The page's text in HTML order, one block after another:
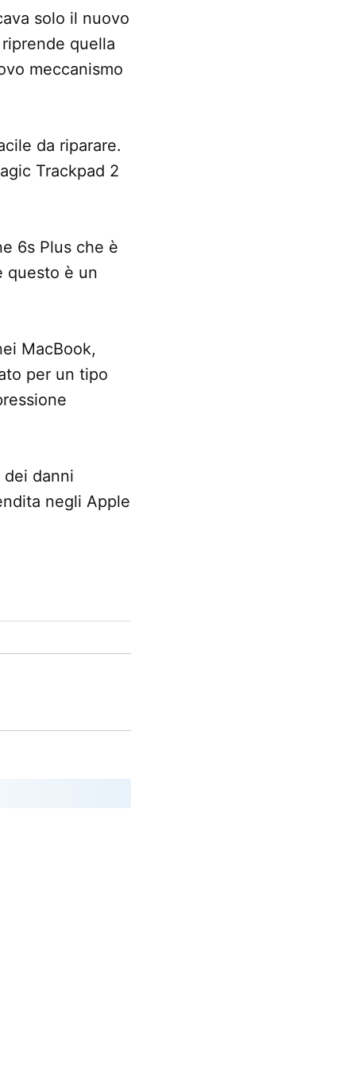
solo il nuovo
quella
meccanismo
da riparare.
Trackpad 2
6s Plus che è
questo è un
MacBook,
per un tipo
danni
negli Apple